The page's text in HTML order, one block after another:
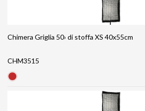
Chimera Griglia 50› di stoffa XS 40x55cm
CHM3515